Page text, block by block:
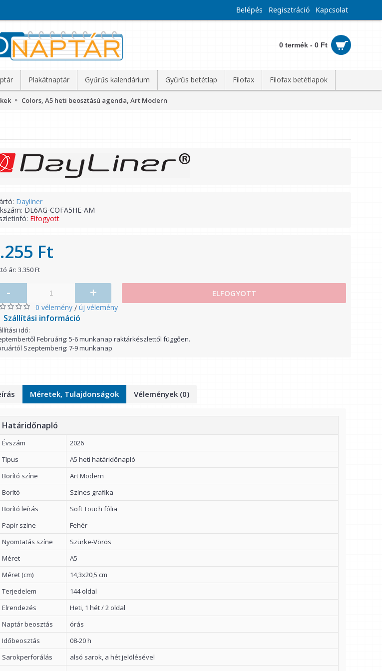
Belépés Regisztráció Kapcsolat
0 termék - 0 Ft
Plakátnaptár Gyűrűs kalendárium Gyűrűs betétlap Filofax Filofax betétlapok
Colors, A5 heti beosztású agenda, Art Modern
Dayliner
DL6AG-COFA5HE-AM
Elfogyott
Ft
ár: 3.350 Ft
- + ELFOGYOTT
0 vélemény / új vélemény
Szállítási információ
idő:
Februárig: 5-6 munkanap raktárkészlettől függően.
Szeptemberig: 7-9 munkanap
Méretek, Tulajdonságok Vélemények (0)
Határidőnapló
Évszám
2026
Típus
A5 heti határidőnapló
Borító színe
Art Modern
Borító
Színes grafika
Borító leírás
Soft Touch fólia
Papír színe
Fehér
Nyomtatás színe
Szürke-Vörös
Méret
A5
Méret (cm)
14,3x20,5 cm
Terjedelem
144 oldal
Elrendezés
Heti, 1 hét / 2 oldal
Naptár beosztás
órás
Időbeosztás
08-20 h
Sarokperforálás
alsó sarok, a hét jelölésével